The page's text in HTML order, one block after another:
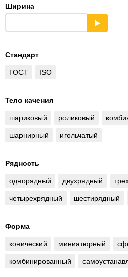
Ширина
▶
Стандарт
ГОСТ ISO
Тело качения
шариковый роликовый
шарнирный игольчатый
Рядность
однорядный двухрядный
четырехрядный шестирядный
Форма
конический миниатюрный
комбинированный